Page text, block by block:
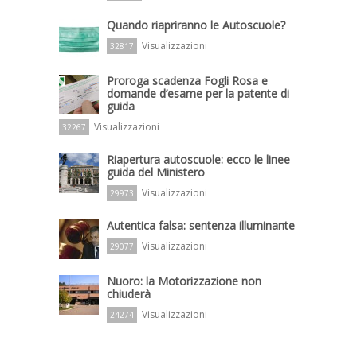
Quando riapriranno le Autoscuole?
32817 Visualizzazioni
Proroga scadenza Fogli Rosa e
domande d’esame per la patente di
guida
32267 Visualizzazioni
Riapertura autoscuole: ecco le linee
guida del Ministero
29973 Visualizzazioni
Autentica falsa: sentenza illuminante
29077 Visualizzazioni
Nuoro: la Motorizzazione non
chiuderà
24274 Visualizzazioni